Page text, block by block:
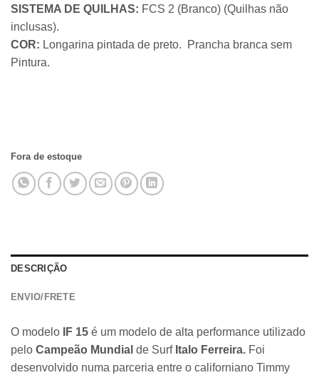
SISTEMA DE QUILHAS: FCS 2 (Branco) (Quilhas não
inclusas).
COR: Longarina pintada de preto. Prancha branca sem
Pintura.
Fora de estoque
DESCRIÇÃO
ENVIO/FRETE
O modelo IF 15 é um modelo de alta performance utilizado
pelo Campeão Mundial de Surf Italo Ferreira. Foi
desenvolvido numa parceria entre o californiano Timmy